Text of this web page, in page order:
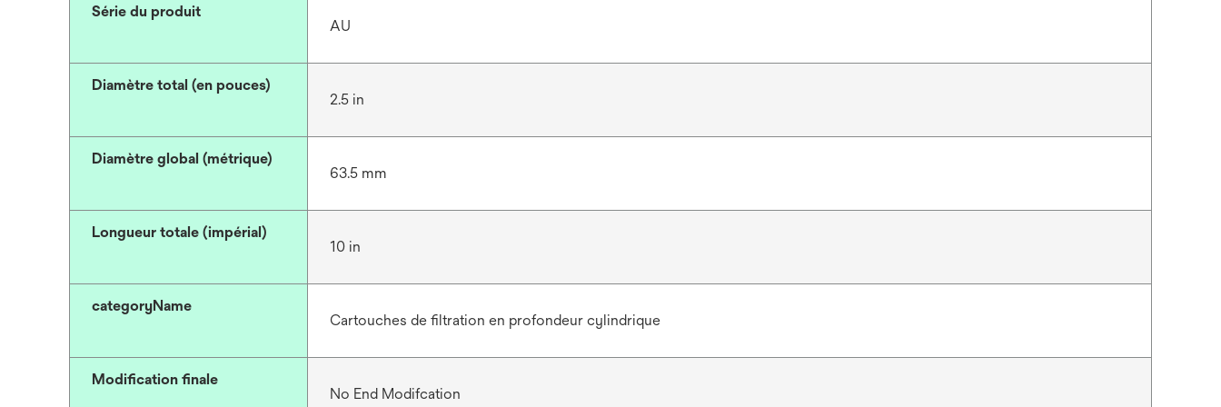
Série du produit
AU
Diamètre total (en pouces)
2.5 in
Diamètre global (métrique)
63.5 mm
Longueur totale (impérial)
10 in
categoryName
Cartouches de filtration en profondeur cylindrique
Modification finale
No End Modifcation